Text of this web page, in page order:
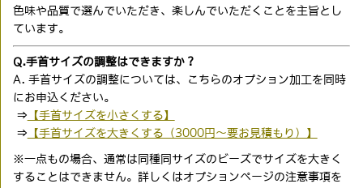
色味や品質で選んでいただき、楽しんでいただくことを主旨とし
ています。
Q.手首サイズの調整はできますか？
A. 手首サイズの調整については、こちらのオプション加工を同時
にお申込ください。
⇒ 【手首サイズを小さくする】
⇒ 【手首サイズを大きくする（3000円〜要お見積もり）】
※一点もの場合、通常は同種同サイズのビーズでサイズを大きく
することはできません。詳しくはオプションページの注意事項を